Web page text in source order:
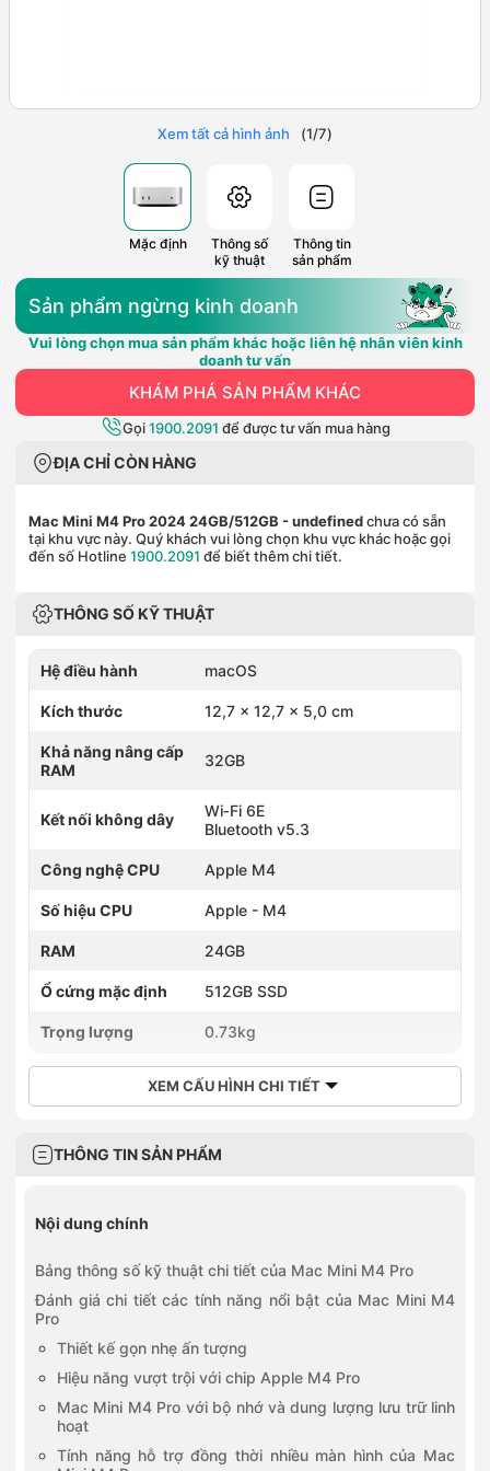
Xem tất cả hình ảnh (1/7)
Mặc định
Thông số
kỹ thuật
Thông tin
sản phẩm
Sản phẩm ngừng kinh doanh
Vui lòng chọn mua sản phẩm khác hoặc liên hệ nhân viên kinh
doanh tư vấn
KHÁM PHÁ SẢN PHẨM KHÁC
Gọi1900.2091 để được tư vấn mua hàng
ĐỊA CHỈ CÒN HÀNG
Mac Mini M4 Pro 2024 24GB/512GB - undefinedchưa có sẵn
tại khu vực này. Quý khách vui lòng chọn khu vực khác hoặc gọi
đến số Hotline 1900.2091 để biết thêm chi tiết.
THÔNG SỐ KỸ THUẬT
Hệ điều hành macOS
Kích thước 12,7 x 12,7 x 5,0 cm
Khả năng nâng cấp
RAM
32GB
Kết nối không dây
Wi‑Fi 6E
Bluetooth v5.3
Công nghệ CPU Apple M4
Số hiệu CPU Apple - M4
RAM 24GB
Ổ cứng mặc định 512GB SSD
Trọng lượng 0.73kg
XEM CẤU HÌNH CHI TIẾT
THÔNG TIN SẢN PHẨM
Nội dung chính
Bảng thông số kỹ thuật chi tiết của Mac Mini M4 Pro
Đánh giá chi tiết các tính năng nổi bật của Mac Mini M4
Pro
Thiết kế gọn nhẹ ấn tượng
Hiệu năng vượt trội với chip Apple M4 Pro
Mac Mini M4 Pro với bộ nhớ và dung lượng lưu trữ linh
hoạt
Tính năng hỗ trợ đồng thời nhiều màn hình của Mac